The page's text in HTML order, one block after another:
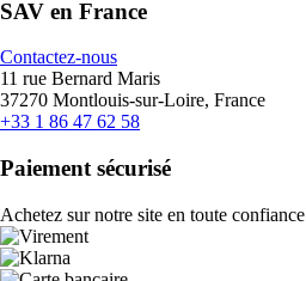
SAV en France
Contactez-nous
11 rue Bernard Maris
37270 Montlouis-sur-Loire, France
+33 1 86 47 62 58
Paiement sécurisé
Achetez sur notre site en toute confiance